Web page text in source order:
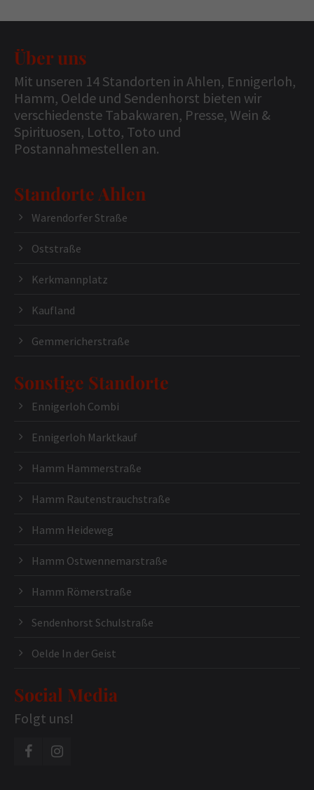
Über uns
Mit unseren 14 Standorten in Ahlen, Ennigerloh,
Hamm, Oelde und Sendenhorst bieten wir
verschiedenste Tabakwaren, Presse, Wein &
Spirituosen, Lotto, Toto und
Postannahmestellen an.
Standorte Ahlen
Warendorfer Straße
Oststraße
Kerkmannplatz
Kaufland
Gemmericherstraße
Sonstige Standorte
Ennigerloh Combi
Ennigerloh Marktkauf
Hamm Hammerstraße
Hamm Rautenstrauchstraße
Hamm Heideweg
Hamm Ostwennemarstraße
Hamm Römerstraße
Sendenhorst Schulstraße
Oelde In der Geist
Social Media
Folgt uns!